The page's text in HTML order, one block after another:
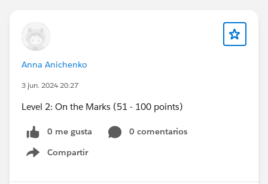
Anna Anichenko
3 jun. 2024 20:27
Level 2: On the Marks (51 - 100 points)
0 me gusta
0 comentarios
Compartir
Show menu